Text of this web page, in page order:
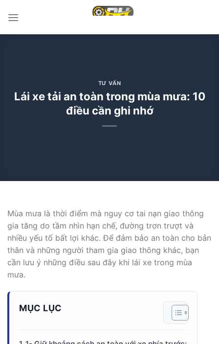
qua
TƯ VẤN
Lái xe tải an toàn trong mùa mưa: 10
điều cần ghi nhớ
Mùa mưa là thời điểm mà nguy cơ tai nạn giao thông
gia tăng do tầm nhìn hạn chế, đường trơn trượt và
nhiều yếu tố bất lợi khác. Để đảm bảo an toàn cho bản
thân và những người tham gia giao thông khác, bạn
cần lưu ý những điều sau đây khi lái xe trong mùa
mưa.
MỤC LỤC